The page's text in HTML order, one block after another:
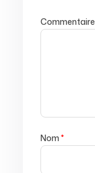
Commentaire
Nom*